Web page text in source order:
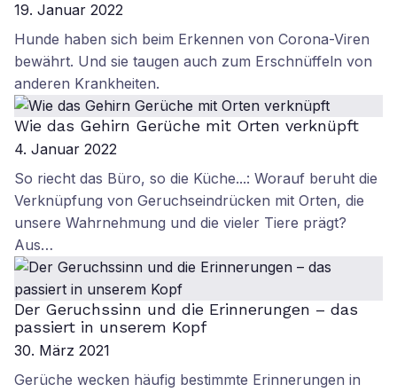
19. Januar 2022
Hunde haben sich beim Erkennen von Corona-Viren
bewährt. Und sie taugen auch zum Erschnüffeln von
anderen Krankheiten.
Wie das Gehirn Gerüche mit Orten verknüpft
4. Januar 2022
So riecht das Büro, so die Küche...: Worauf beruht die
Verknüpfung von Geruchseindrücken mit Orten, die
unsere Wahrnehmung und die vieler Tiere prägt?
Aus…
Der Geruchssinn und die Erinnerungen – das
passiert in unserem Kopf
30. März 2021
Gerüche wecken häufig bestimmte Erinnerungen in